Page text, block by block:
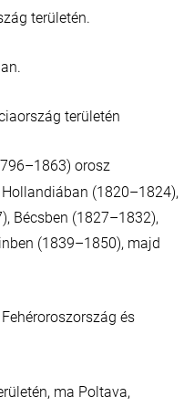
területén.
területén
orosz
(1820–1824),
Bécsben (1827–1832),
(1839–1850), majd
és
ma Poltava,